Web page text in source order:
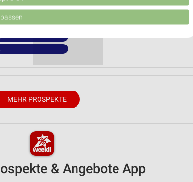
07 Fr 08Sa 09So 10Mo 11Di 12
MEHR PROSPEKTE
& Angebote App
von Daten aus verschiedenen